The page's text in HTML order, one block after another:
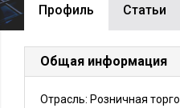
Профиль Cтатьи
Общая информация
Отрасль: Розничная